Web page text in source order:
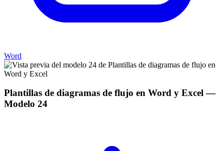
Word
Plantillas de diagramas de flujo en Word y Excel—
Modelo 24